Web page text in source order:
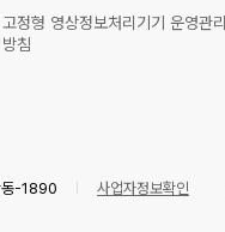
고정형 영상정보처리기기 운영관리
방침
동-1890 사업자정보확인